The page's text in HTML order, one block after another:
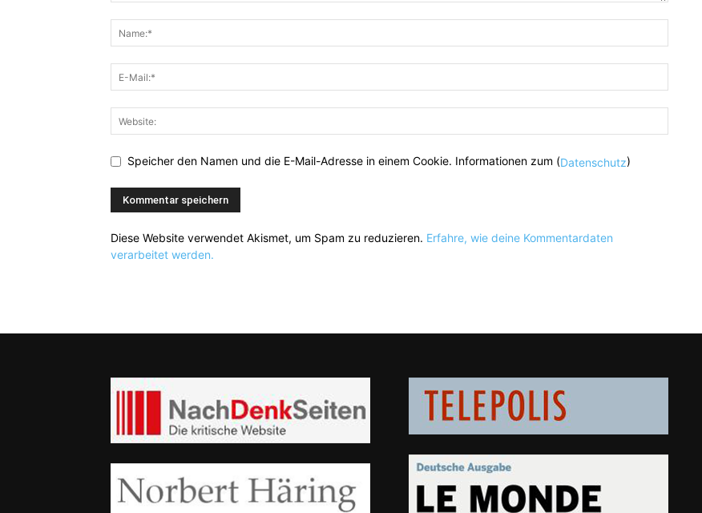
Speicher den Namen und die E-Mail-Adresse in einem Cookie. Informationen zum (Datenschutz)
Diese Website verwendet Akismet, um Spam zu reduzieren. Erfahre, wie deine Kommentardaten
verarbeitet werden.